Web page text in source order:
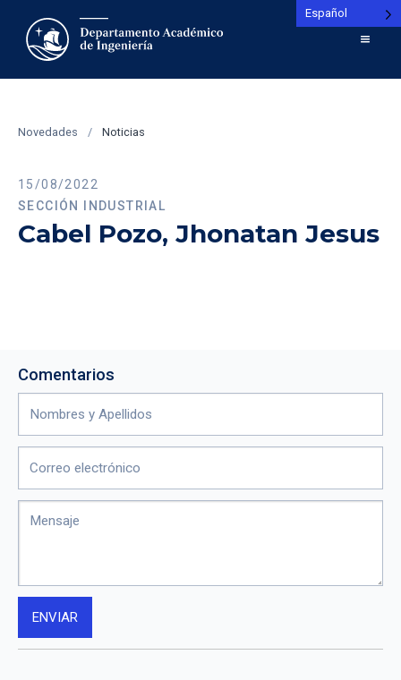
Novedades / Noticias
15/08/2022
SECCIÓN INDUSTRIAL
Cabel Pozo, Jhonatan Jesus
Comentarios
Español